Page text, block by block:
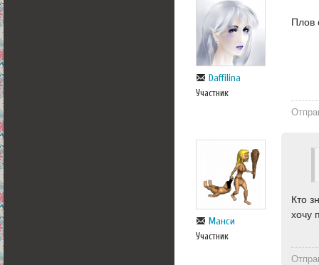
Daffilina
Участник
Плов
Манси
Участник
Кто
хочу